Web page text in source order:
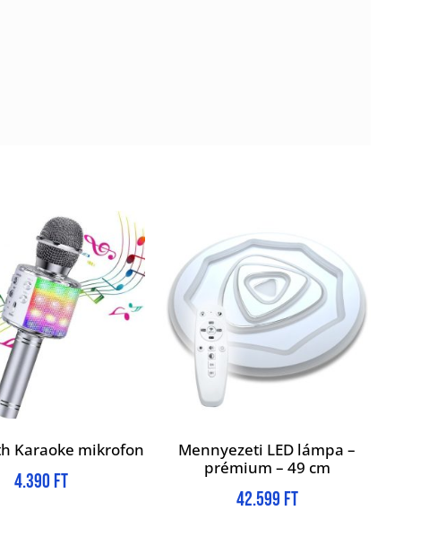
Karaoke mikrofon
4.390 Ft
Mennyezeti LED lámpa –
prémium – 49 cm
42.599 Ft